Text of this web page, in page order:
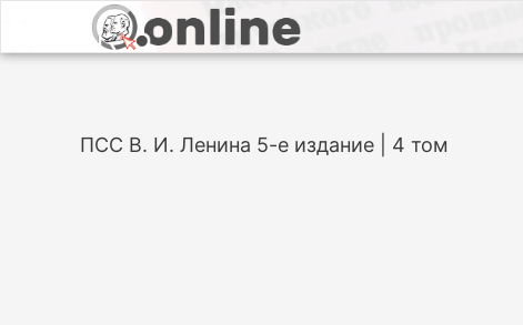
ПСС В. И. Ленина 5-е издание | 4 том